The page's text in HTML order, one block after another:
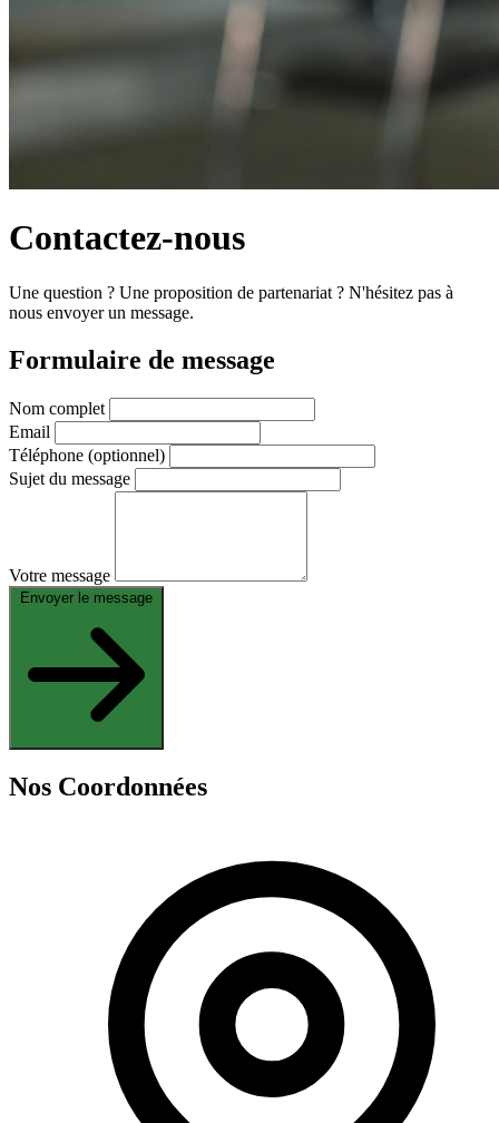
Contactez-nous
Une question ? Une proposition de partenariat ? N'hésitez pas à
nous envoyer un message.
Formulaire de message
Nom complet
Email
Téléphone (optionnel)
Sujet du message
Votre message
Envoyer le message
Nos Coordonnées